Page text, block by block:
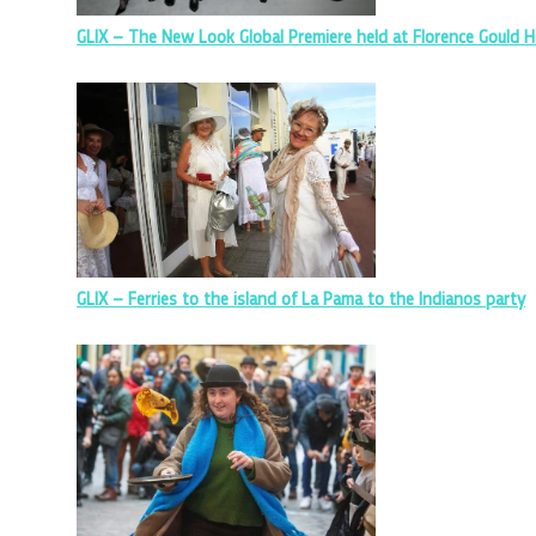
GLIX – The New Look Global Premiere held at Florence Gould
GLIX – Ferries to the island of La Pama to the Indianos party